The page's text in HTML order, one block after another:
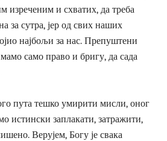
изреченим и схватих, да треба
за сутра, јер од свих наших
најбољи за нас. Препуштени
само право и бригу, да сада
пута тешко умирити мисли, оног
истински заплакати, затражити,
Верујем, Богу је свака